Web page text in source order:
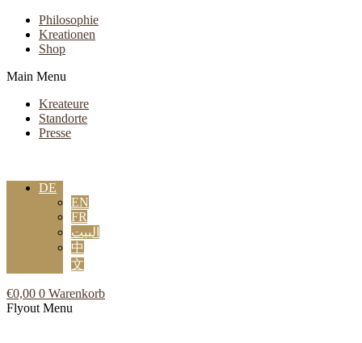
Philosophie
Kreationen
Shop
Main Menu
Kreateure
Standorte
Presse
DE
EN
FR
البيت
中
文
€0,00 0 Warenkorb
Flyout Menu